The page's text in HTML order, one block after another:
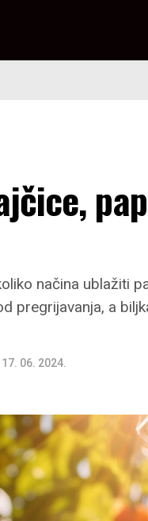
načina ublažiti
pregrijavanja, a
17. 06. 2024.